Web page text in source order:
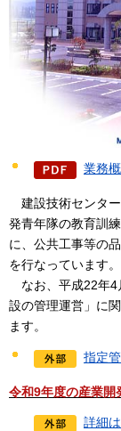
業務
建設技術センタ
発青年隊の教育訓
に、公共工事等の
を行なっています。
なお、平成22年
設の管理運営」に
ます。
指定
令和9年度の産業開
詳細